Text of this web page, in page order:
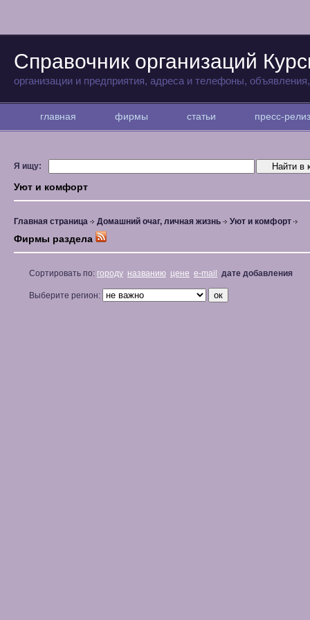
Справочник организаций
организации и предприятия, адреса и телефоны,
главная фирмы статьи пресс-
Я ищу:
Уют и комфорт
Главная страница Домашний очаг, личная жизнь Уют и комфорт
Фирмы раздела
Сортировать по: городу названию цене e-mail дате добавления
Выберите регион: